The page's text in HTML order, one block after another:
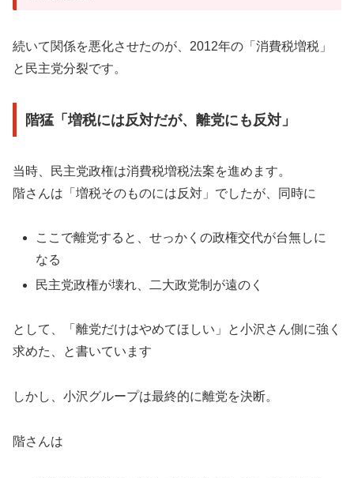
続いて関係を悪化させたのが、2012年の「消費税増税」
と民主党分裂です。
階猛「増税には反対だが、離党にも反対」
当時、民主党政権は消費税増税法案を進めます。
階さんは「増税そのものには反対」でしたが、同時に
ここで離党すると、せっかくの政権交代が台無しに
なる
民主党政権が壊れ、二大政党制が遠のく
として、「離党だけはやめてほしい」と小沢さん側に強く
求めた、と書いています
しかし、小沢グループは最終的に離党を決断。
階さんは